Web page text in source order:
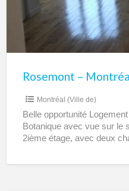
rénové
à
louer
grande
terrasse
Montréal (Ville de)
Belle opportunité
Botanique avec vue sur le
2ième étage, avec deux